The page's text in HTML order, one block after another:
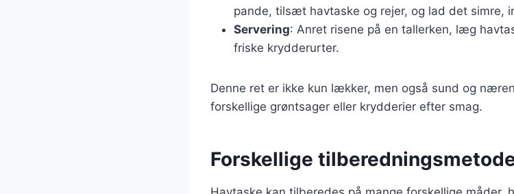
pande, tilsæt havtaske og rejer, og lad det simre,
Servering: Anret risene på en tallerken, læg
friske krydderurter.
Denne ret er ikke kun lækker, men også sund og
forskellige grøntsager eller krydderier efter smag.
Forskellige